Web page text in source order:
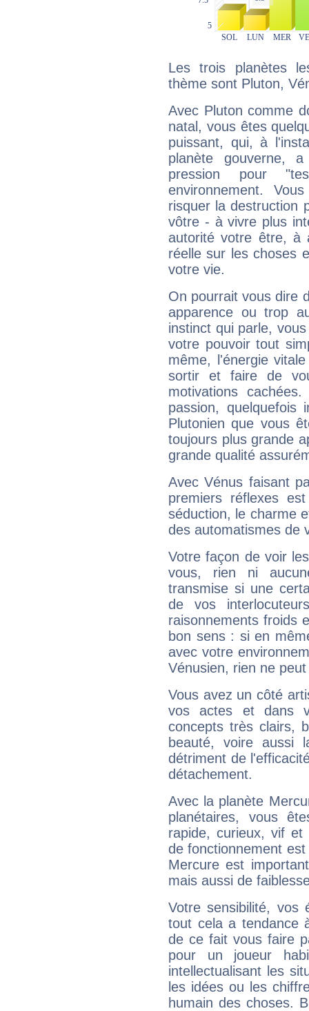
Les trois planètes
thème sont Pluton,
Avec Pluton comme
natal, vous êtes
puissant, qui, à
planète gouverne,
pression pour
environnement.
risquer la destruction
vôtre - à vivre plus
autorité votre être, à
réelle sur les choses
votre vie.
On pourrait vous dire
apparence ou trop
instinct qui parle,
votre pouvoir tout
même, l'énergie
sortir et faire de
motivations
passion, quelquefois
Plutonien que vous
toujours plus grande
grande qualité
Avec Vénus faisant
premiers réflexes
séduction, le charme
des automatismes de
Votre façon de voir
vous, rien ni
transmise si une
de vos
raisonnements froids
bon sens : si en
avec votre
Vénusien, rien ne
Vous avez un côté
vos actes et dans
concepts très clairs,
beauté, voire aussi
détriment de
détachement.
Avec la planète
planétaires, vous
rapide, curieux, vif et
de fonctionnement
Mercure est
mais aussi de
Votre sensibilité,
tout cela a tendance
de ce fait vous faire
pour un joueur
intellectualisant les
les idées ou les
humain des choses.